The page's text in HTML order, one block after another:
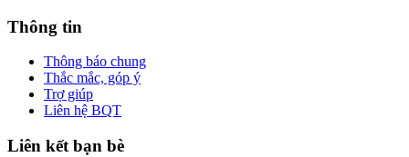
Thông tin
Thông báo chung
Thắc mắc, góp ý
Trợ giúp
Liên hệ BQT
Liên kết bạn bè